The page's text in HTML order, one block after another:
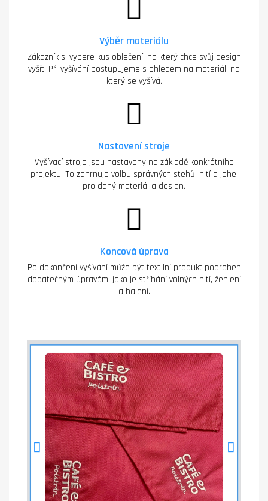
Výběr materiálu
Zákazník si vybere kus oblečení, na který chce svůj design
vyšít. Při vyšívání postupujeme s ohledem na materiál, na
který se vyšívá.
Nastavení stroje
Vyšívací stroje jsou nastaveny na základě konkrétního
projektu. To zahrnuje volbu správných stehů, nití a jehel
pro daný materiál a design.
Koncová úprava
Po dokončení vyšívání může být textilní produkt podroben
dodatečným úpravám, jako je stříhání volných nití, žehlení
a balení.